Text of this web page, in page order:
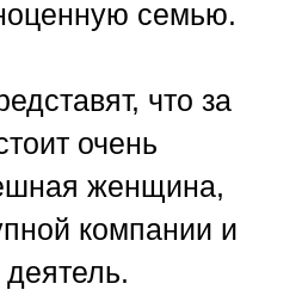
семью.
что за
очень
женщина,
компании и